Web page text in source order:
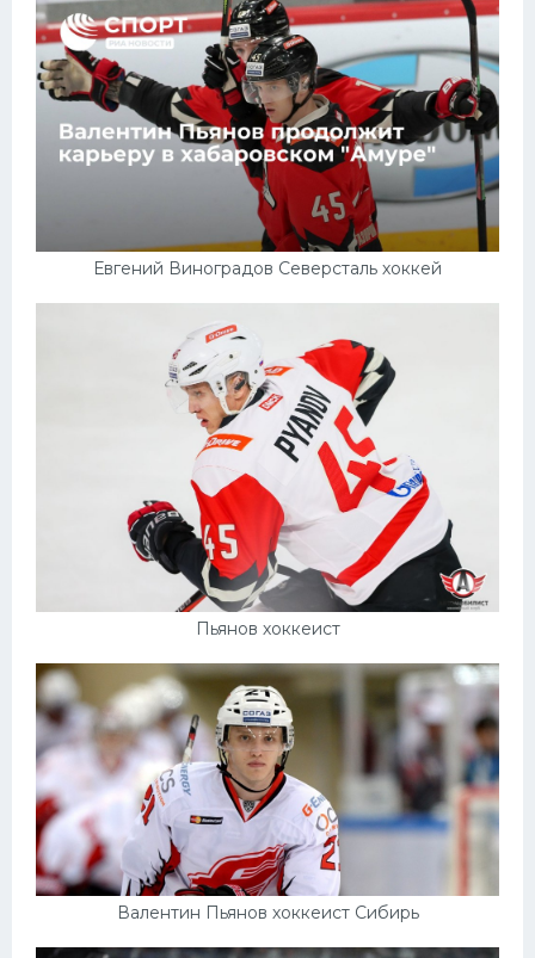
Евгений Виноградов Северсталь хоккей
Пьянов хоккеист
Валентин Пьянов хоккеист Сибирь
Велогонки
Конькобежный спорт
Тренажеры
Интерьер квартиры